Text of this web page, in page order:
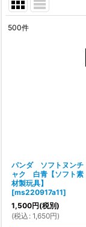
500件
パンダ ソフトヌンチ
ャク 白青【ソフト素
材製玩具】
[ms220917a11]
1,500円(税別)
(税込 : 1,650円)